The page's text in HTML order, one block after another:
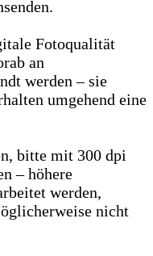
Fotoqualität
an
werden – sie
umgehend eine
bitte mit 300 dpi
– höhere
werden,
nicht